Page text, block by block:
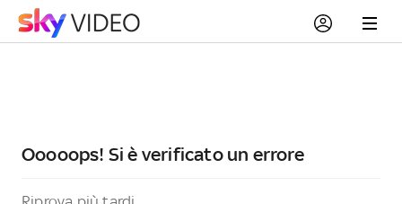
Ooooops! Si è verificato un errore